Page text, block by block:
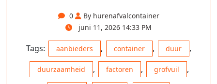
0
By hurenafvalcontainer
juni 11, 2026 14:33 PM
Tags: aanbieders , container , duur ,
duurzaamheid , factoren , grofvuil ,